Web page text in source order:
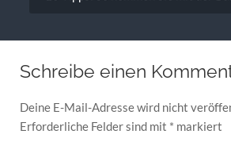
Schreibe einen
Deine E-Mail-Adresse wird nicht
Erforderliche Felder sind mit * markiert